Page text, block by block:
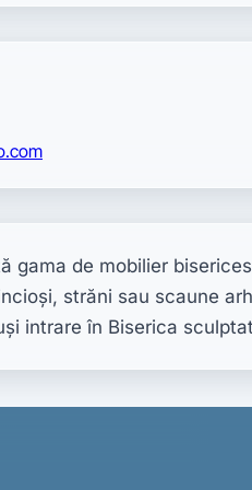
gama de mobilier
străni sau scaune
intrare în Biserica